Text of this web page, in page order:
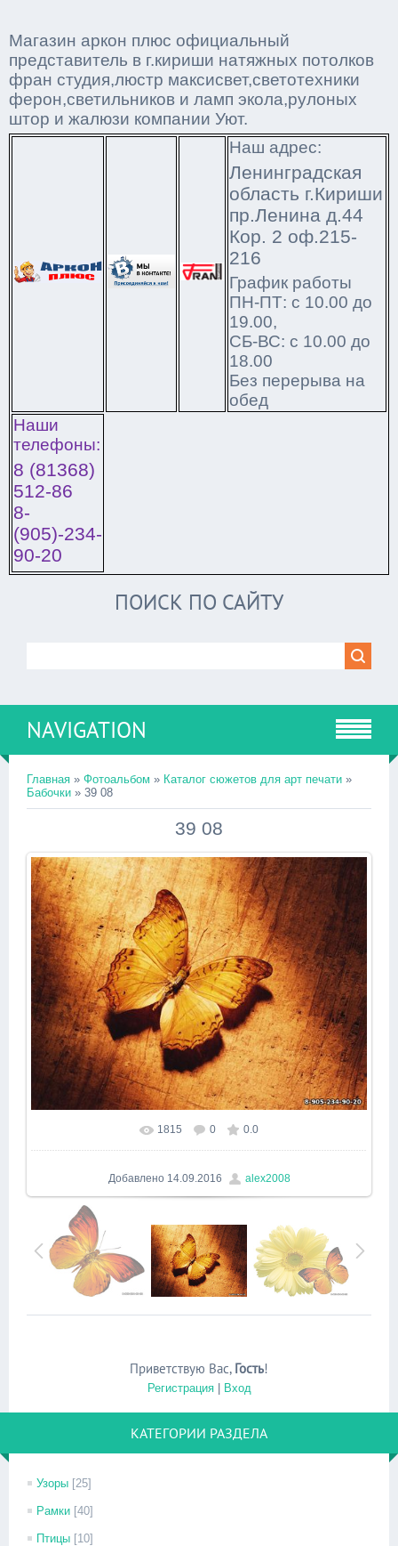
Магазин аркон плюс официальный
представитель в г.кириши натяжных потолков
фран студия,люстр максисвет,светотехники
ферон,светильников и ламп экола,рулоных
штор и жалюзи компании Уют.
Наш адрес:
Ленинградская
область г.Кириши
пр.Ленина д.44
Кор. 2 оф.215-
216
График работы
ПН-ПТ: с 10.00 до
19.00,
СБ-ВС: с 10.00 до
18.00
Без перерыва на
обед
Наши
телефоны:
8 (81368)
512-86
8-
(905)-234-
90-20
ПОИСК ПО САЙТУ
NAVIGATION
Главная » Фотоальбом » Каталог сюжетов для арт печати »
Бабочки » 39 08
39 08
В реальном размере 640x480
1815 0 0.0
Добавлено 14.09.2016 alex2008
Приветствую Вас, Гость!
Регистрация| Вход
КАТЕГОРИИ РАЗДЕЛА
Узоры [25]
Рамки [40]
Птицы [10]